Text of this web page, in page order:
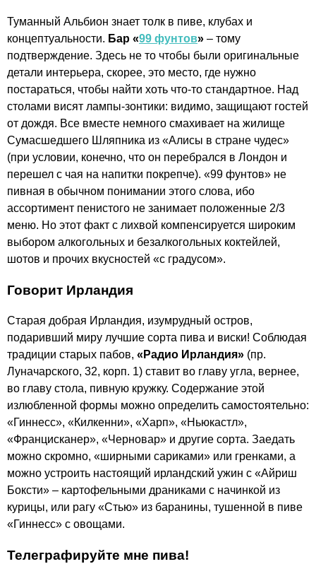
Туманный Альбион знает толк в пиве, клубах и
концептуальности. Бар «99 фунтов» – тому
подтверждение. Здесь не то чтобы были оригинальные
детали интерьера, скорее, это место, где нужно
постараться, чтобы найти хоть что-то стандартное. Над
столами висят лампы-зонтики: видимо, защищают гостей
от дождя. Все вместе немного смахивает на жилище
Сумасшедшего Шляпника из «Алисы в стране чудес»
(при условии, конечно, что он перебрался в Лондон и
перешел с чая на напитки покрепче). «99 фунтов» не
пивная в обычном понимании этого слова, ибо
ассортимент пенистого не занимает положенные 2/3
меню. Но этот факт с лихвой компенсируется широким
выбором алкогольных и безалкогольных коктейлей,
шотов и прочих вкусностей «с градусом».
Говорит Ирландия
Старая добрая Ирландия, изумрудный остров,
подаривший миру лучшие сорта пива и виски! Соблюдая
традиции старых пабов, «Радио Ирландия» (пр.
Луначарского, 32, корп. 1) ставит во главу угла, вернее,
во главу стола, пивную кружку. Содержание этой
излюбленной формы можно определить самостоятельно:
«Гиннесс», «Килкенни», «Харп», «Ньюкастл»,
«Францисканер», «Черновар» и другие сорта. Заедать
можно скромно, «ширными сариками» или гренками, а
можно устроить настоящий ирландский ужин с «Айриш
Боксти» – картофельными драниками с начинкой из
курицы, или рагу «Стью» из баранины, тушенной в пиве
«Гиннесс» с овощами.
Телеграфируйте мне пива!